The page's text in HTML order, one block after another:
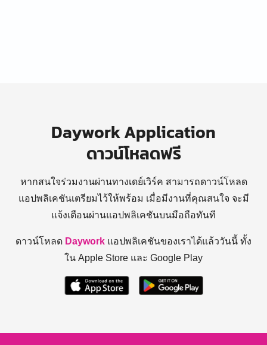
Daywork Application
ดาวน์โหลดฟรี
หากสนใจร่วมงานผ่านทางเดย์เวิร์ค สามารถดาวน์โหลด
แอปพลิเคชันเตรียมไว้ให้พร้อม เมื่อมีงานที่คุณสนใจ จะมี
แจ้งเตือนผ่านแอปพลิเคชันบนมือถือทันที
ดาวน์โหลด Daywork แอปพลิเคชันของเราได้แล้ววันนี้ ทั้ง
ใน Apple Store และ Google Play